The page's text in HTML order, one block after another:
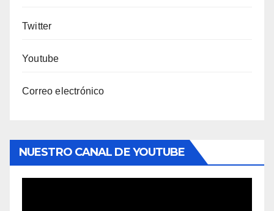
Twitter
Youtube
Correo electrónico
NUESTRO CANAL DE YOUTUBE